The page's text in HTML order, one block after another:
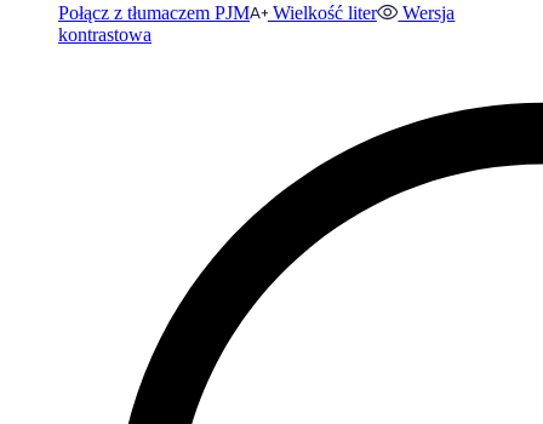
Połącz z tłumaczem PJM Wielkość liter
Wersja
kontrastowa